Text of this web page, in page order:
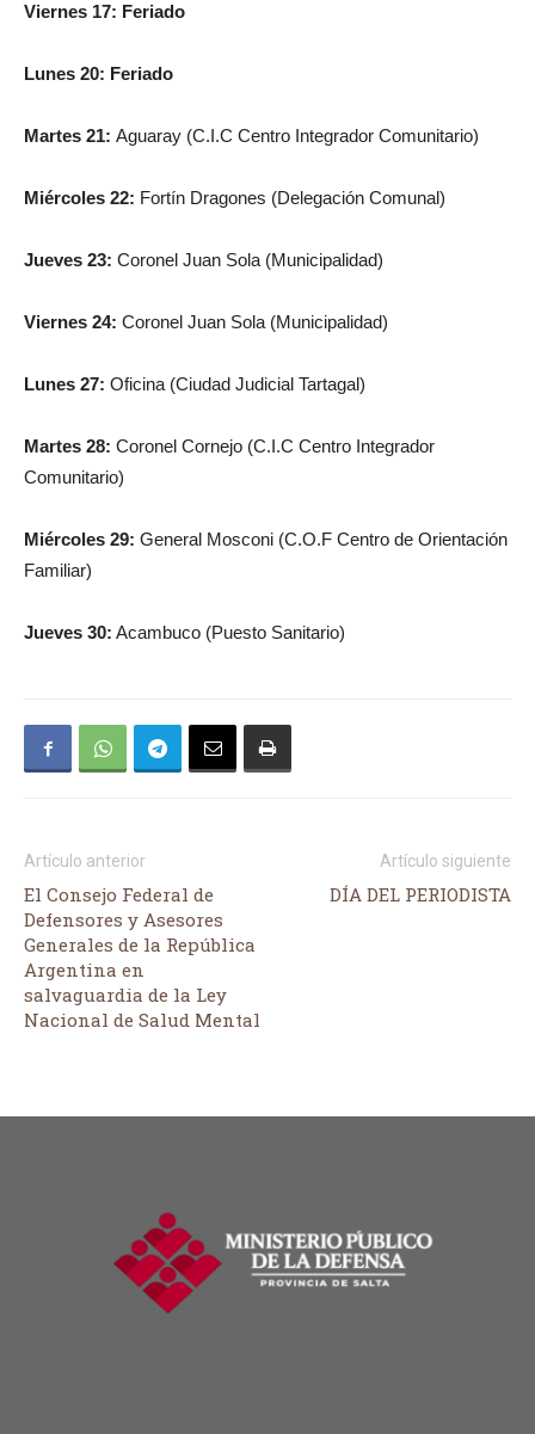
Viernes 17: Feriado
Lunes 20: Feriado
Martes 21: Aguaray (C.I.C Centro Integrador Comunitario)
Miércoles 22: Fortín Dragones (Delegación Comunal)
Jueves 23: Coronel Juan Sola (Municipalidad)
Viernes 24: Coronel Juan Sola (Municipalidad)
Lunes 27: Oficina (Ciudad Judicial Tartagal)
Martes 28: Coronel Cornejo (C.I.C Centro Integrador
Comunitario)
Miércoles 29: General Mosconi (C.O.F Centro de Orientación
Familiar)
Jueves 30: Acambuco (Puesto Sanitario)
Artículo anterior
El Consejo Federal de
Defensores y Asesores
Generales de la República
Argentina en
salvaguardia de la Ley
Nacional de Salud Mental
Artículo siguiente
DÍA DEL PERIODISTA